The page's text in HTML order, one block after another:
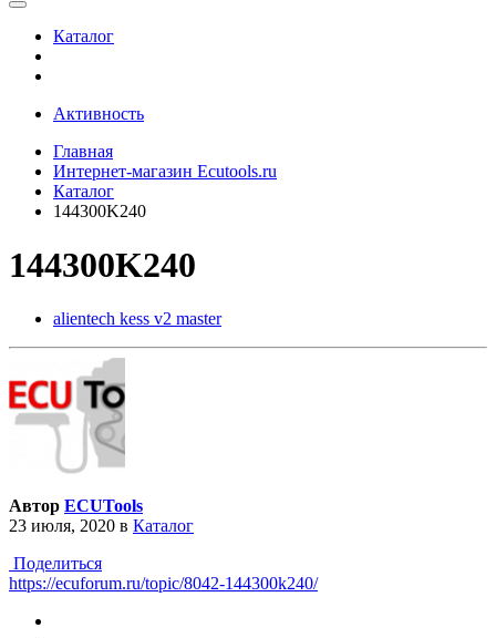
Каталог
Активность
Главная
Интернет-магазин Ecutools.ru
Каталог
144300K240
144300K240
alientech kess v2 master
Автор ECUTools
23 июля, 2020 в Каталог
Поделиться
https://ecuforum.ru/topic/8042-144300k240/